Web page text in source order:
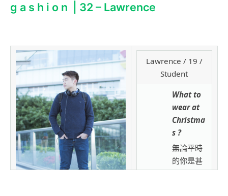
g a s h i o n | 32 – Lawrence
Lawrence / 19 /
Student
What to
wear at
Christma
s ?
無論平時
的你是甚
麼風格，